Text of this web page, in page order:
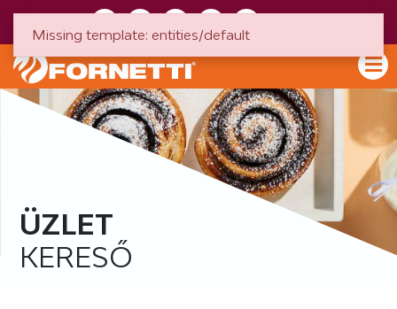
ÜZLET
KERESŐ
Missing template: entities/default